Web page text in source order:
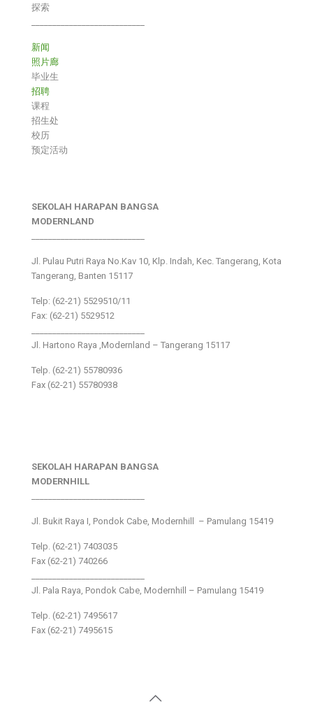
探索
新闻
照片廊
毕业生
招聘
课程
招生处
校历
预定活动
SEKOLAH HARAPAN BANGSA
MODERNLAND
Jl. Pulau Putri Raya No.Kav 10, Klp. Indah, Kec. Tangerang, Kota
Tangerang, Banten 15117
Telp: (62-21) 5529510/11
Fax: (62-21) 5529512
Jl. Hartono Raya ,Modernland – Tangerang 15117
Telp. (62-21) 55780936
Fax (62-21) 55780938
SEKOLAH HARAPAN BANGSA
MODERNHILL
Jl. Bukit Raya I, Pondok Cabe, Modernhill – Pamulang 15419
Telp. (62-21) 7403035
Fax (62-21) 740266
Jl. Pala Raya, Pondok Cabe, Modernhill – Pamulang 15419
Telp. (62-21) 7495617
Fax (62-21) 7495615